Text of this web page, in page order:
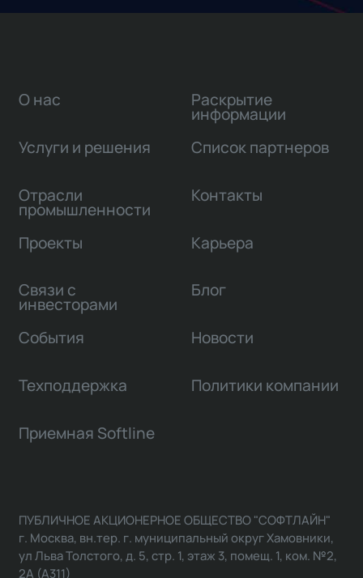
О нас
Услуги и решения
Отрасли
промышленности
Проекты
Связи с
инвесторами
Раскрытие
информации
Список партнеров
Контакты
Карьера
Блог
События Новости
Техподдержка Политики компании
Приемная Softline
ПУБЛИЧНОЕ АКЦИОНЕРНОЕ ОБЩЕСТВО "СОФТЛАЙН"
г. Москва, вн.тер. г. муниципальный округ Хамовники,
ул Льва Толстого, д. 5, стр. 1, этаж 3, помещ. 1, ком. №2,
2А (А311)